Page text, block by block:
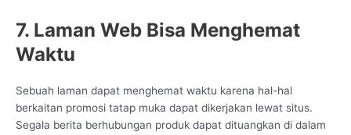
7. Laman Web Bisa Menghemat
Waktu
Sebuah laman dapat menghemat waktu karena hal-hal
berkaitan promosi tatap muka dapat dikerjakan lewat situs.
Segala berita berhubungan produk dapat dituangkan di dalam